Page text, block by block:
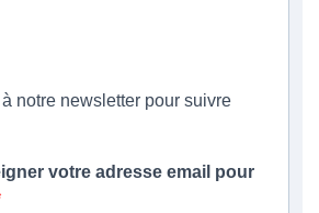
à notre newsletter pour suivre
votre adresse email pour